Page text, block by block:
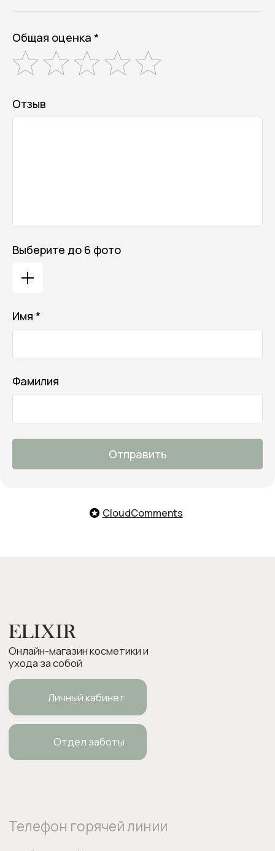
Общая оценка *
Отзыв
Выберите до 6 фото
Имя *
Фамилия
Отправить
CloudComments
Личный кабинет
О нас
ИП Боровкова Анастасия Валерьевна
ОГРНИП 318554300063015
elixirstore@mail.ru
Телефон горячей линии
Мы с удовольствием поможем
тебе подобрать продукты,
Политика конфиденциальности
Публичная оферта